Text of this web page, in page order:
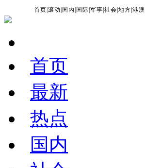
首页 |滚动 国内 国际 |军事 |社会 |地方 |港澳
首页
最新
热点
国内